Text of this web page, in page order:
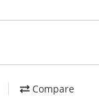
Compare